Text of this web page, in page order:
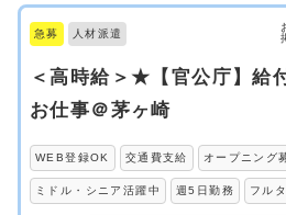
急募 人材派遣
＜高時給＞★【官公庁】給
お仕事＠茅ヶ崎
WEB登録OK 交通費支給 オープニング
ミドル・シニア活躍中 週5日勤務 フル